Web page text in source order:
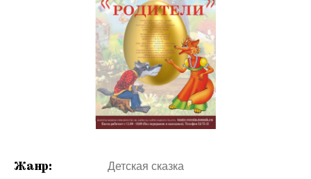
Жанр: Детская сказка